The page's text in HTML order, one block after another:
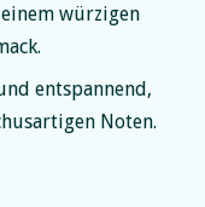
würzigen
entspannend,
Noten.